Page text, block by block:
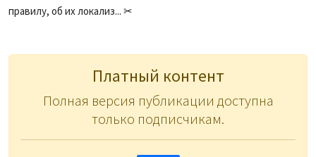
правилу, об их локализ... ✂
Платный контент
Полная версия публикации доступна
только подписчикам.